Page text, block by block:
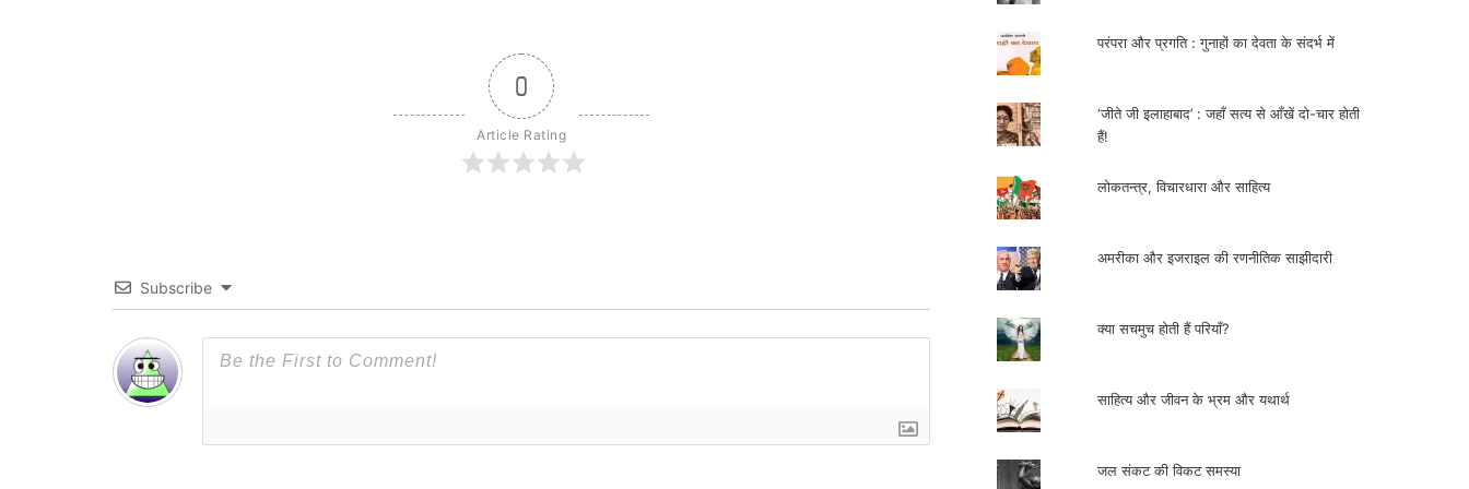
0
Article Rating
Subscribe
परंपरा और प्रगति : गुनाहों का देवता के संदर्भ में
‘जीते जी इलाहाबाद’ : जहाँ सत्य से आँखें दो-चार होती
हैं!
लोकतन्त्र, विचारधारा और साहित्य
अमरीका और इजराइल की रणनीतिक साझीदारी
क्या सचमुच होती हैं परियाँ?
साहित्य और जीवन के भ्रम और यथार्थ
जल संकट की विकट समस्या